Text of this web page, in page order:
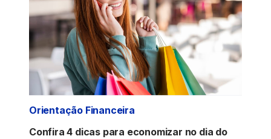
Orientação Financeira
Confira 4 dicas para economizar no dia do